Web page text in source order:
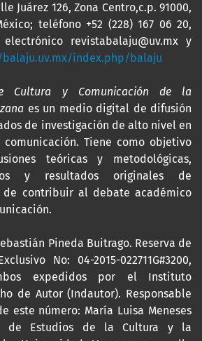
Juárez 126, Zona Centro,c.p. 91000,
teléfono +52 (228) 167 06 20,
revistabalaju@uv.mx y
index.php/balaju
Cultura y Comunicación de la
es un medio digital de difusión
de investigación de alto nivel en
Tiene como objetivo
teóricas y metodológicas,
y resultados originales de
de contribuir al debate académico
Pineda Buitrago. Reserva de
No: 04-2015-022711G#3200,
expedidos por el Instituto
de Autor (Indautor). Responsable
este número: María Luisa Meneses
de Estudios de la Cultura y la